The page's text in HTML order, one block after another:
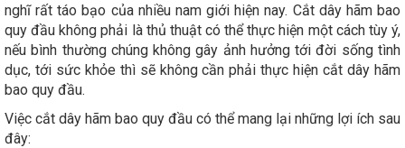
nghĩ rất táo bạo của nhiều nam giới hiện nay. Cắt dây hãm bao
quy đầu không phải là thủ thuật có thể thực hiện một cách tùy ý,
nếu bình thường chúng không gây ảnh hưởng tới đời sống tình
dục, tới sức khỏe thì sẽ không cần phải thực hiện cắt dây hãm
bao quy đầu.
Việc cắt dây hãm bao quy đầu có thể mang lại những lợi ích sau
đây: